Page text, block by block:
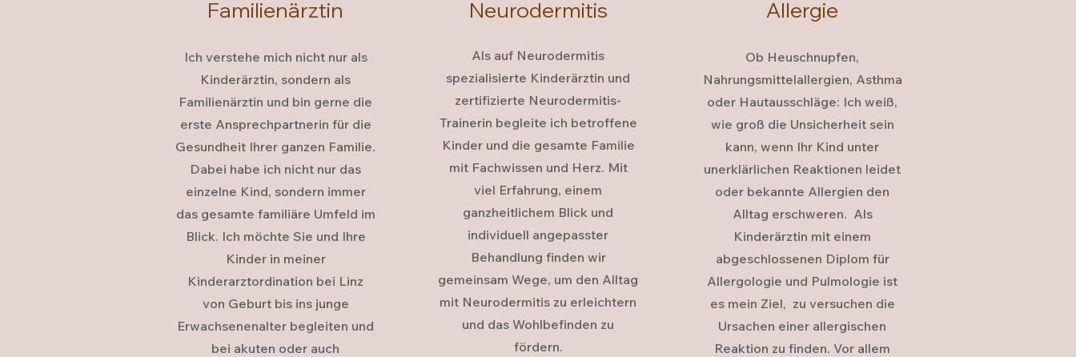
Familienärztin
Ich verstehe mich nicht nur als
Kinderärztin, sondern als
Familienärztin und bin gerne die
erste Ansprechpartnerin für die
Gesundheit Ihrer ganzen Familie.
Dabei habe ich nicht nur das
einzelne Kind, sondern immer
das gesamte familiäre Umfeld im
Blick. Ich möchte Sie und Ihre
Kinder in meiner
Kinderarztordination bei Linz
von Geburt bis ins junge
Erwachsenenalter begleiten und
bei akuten oder auch
Neurodermitis
Als auf Neurodermitis
spezialisierte Kinderärztin und
zertifizierte Neurodermitis-
Trainerin begleite ich betroffene
Kinder und die gesamte Familie
mit Fachwissen und Herz. Mit
viel Erfahrung, einem
ganzheitlichem Blick und
individuell angepasster
Behandlung finden wir
gemeinsam Wege, um den Alltag
mit Neurodermitis zu erleichtern
und das Wohlbefinden zu
fördern.
Allergie
Ob Heuschnupfen,
Nahrungsmittelallergien, Asthma
oder Hautausschläge: Ich weiß,
wie groß die Unsicherheit sein
kann, wenn Ihr Kind unter
unerklärlichen Reaktionen leidet
oder bekannte Allergien den
Alltag erschweren. Als
Kinderärztin mit einem
abgeschlossenen Diplom für
Allergologie und Pulmologie ist
es mein Ziel, zu versuchen die
Ursachen einer allergischen
Reaktion zu finden. Vor allem